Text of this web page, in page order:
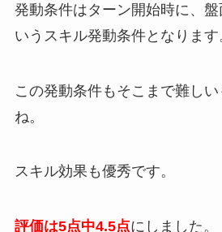
発動条件はターン開始時に、
いうスキル発動条件となります
この発動条件もそこまで難し
ね。
スキル効果も優秀です。
評価は5点中4.5点にしました。